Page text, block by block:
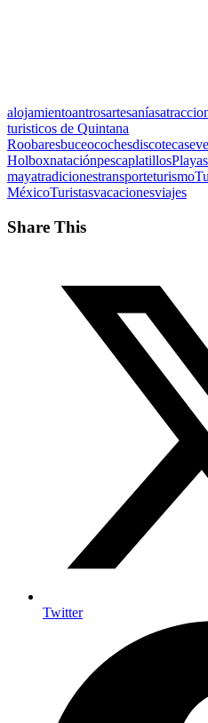
alojamientoantrosartesanías
turisticos de Quintana
Roobaresbuceocochesdiscotecas
HolboxnataciónpescaplatillosPlayas
mayatradicionestransporteturismo
MéxicoTuristasvacacionesviajes
Share This
Twitter